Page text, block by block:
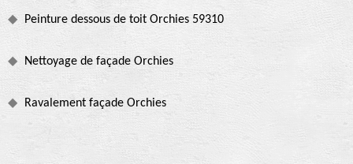
Peinture dessous de toit Orchies 59310
Nettoyage de façade Orchies
Ravalement façade Orchies